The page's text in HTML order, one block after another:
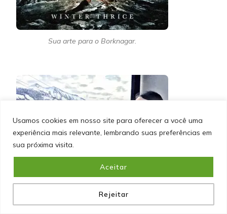
Usamos cookies em nosso site para oferecer a você uma
experiência mais relevante, lembrando suas preferências em
sua próxima visita.
Rejeitar
Aceitar
Sua arte para o Borknagar.
Marcelo Vasco